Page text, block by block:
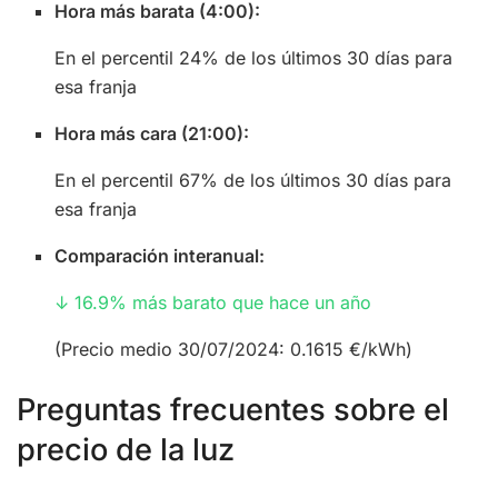
Hora más barata (4:00):
En el percentil 24% de los últimos 30 días para
esa franja
Hora más cara (21:00):
En el percentil 67% de los últimos 30 días para
esa franja
Comparación interanual:
↓ 16.9% más barato que hace un año
(Precio medio 30/07/2024: 0.1615 €/kWh)
Preguntas frecuentes sobre el
precio de la luz